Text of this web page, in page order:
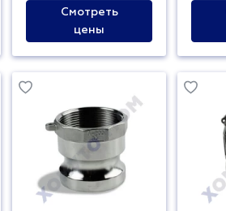
Смотреть
цены